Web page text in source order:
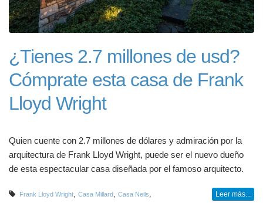
¿Tienes 2.7 millones de usd?
Cómprate esta casa de Frank
Lloyd Wright
Quien cuente con 2.7 millones de dólares y admiración por la
arquitectura de Frank Lloyd Wright, puede ser el nuevo dueño
de esta espectacular casa diseñada por el famoso arquitecto.
Frank Lloyd Wright Casa Millard Casa Neils Leer más...